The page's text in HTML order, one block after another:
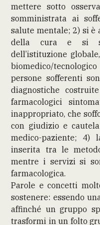
mettere sotto
somministrata ai
salute mentale; 2) si è
della cura e si
dell’istituzione
biomedico/
persone sofferenti
diagnostiche
farmacologici
inappropriato, che
con giudizio e
medico-paziente; 4)
inserita tra le
mentre i servizi si
farmacologica.
Parole e concetti
sostenere: essendo
affinché un gruppo
trasformi in un folto